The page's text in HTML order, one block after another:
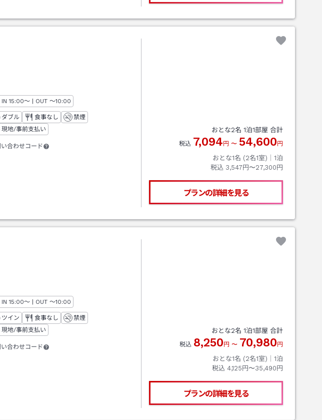
IN チェックイン
15:00～ | OUT チェックアウト
～10:00
ダブル 食事なし
禁煙
現地/事前支払い
い合わせコード
おとな2名 1泊1部屋 合計
税込 7,094円 〜 54,600円
おとな1名 (2名1室)｜ 1泊
税込 3,547円〜27,300円
プランの詳細を見る
IN チェックイン
15:00～ | OUT チェックアウト
～10:00
ツイン 食事なし
禁煙
現地/事前支払い
い合わせコード
おとな2名 1泊1部屋 合計
税込 8,250円 〜 70,980円
おとな1名 (2名1室)｜ 1泊
税込 4,125円〜35,490円
プランの詳細を見る